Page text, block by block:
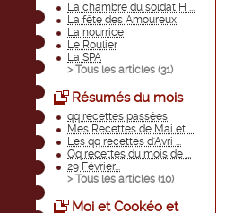
La chambre du soldat H ...
La fête des Amoureux
La nourrice
Le Roulier
La SPA
> Tous les articles (31)
Résumés du mois
qq recettes passées
Mes Recettes de Mai et ...
Les qq recettes d'Avri ...
Qq recettes du mois de ...
29 Février...
> Tous les articles (10)
Moi et Cookéo et